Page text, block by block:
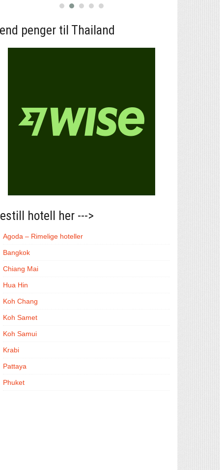
penger til Thailand
hotell her --->
Agoda – Rimelige hoteller
Bangkok
Chiang Mai
Hua Hin
Koh Chang
Koh Samet
Koh Samui
Krabi
Pattaya
Phuket